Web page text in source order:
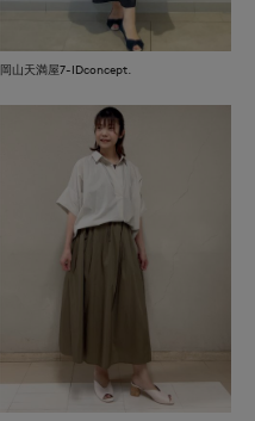
岡山天満屋7-IDconcept.